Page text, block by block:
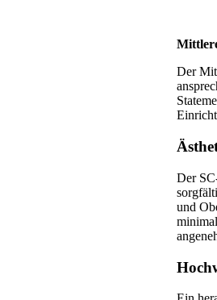
Der
Der
und